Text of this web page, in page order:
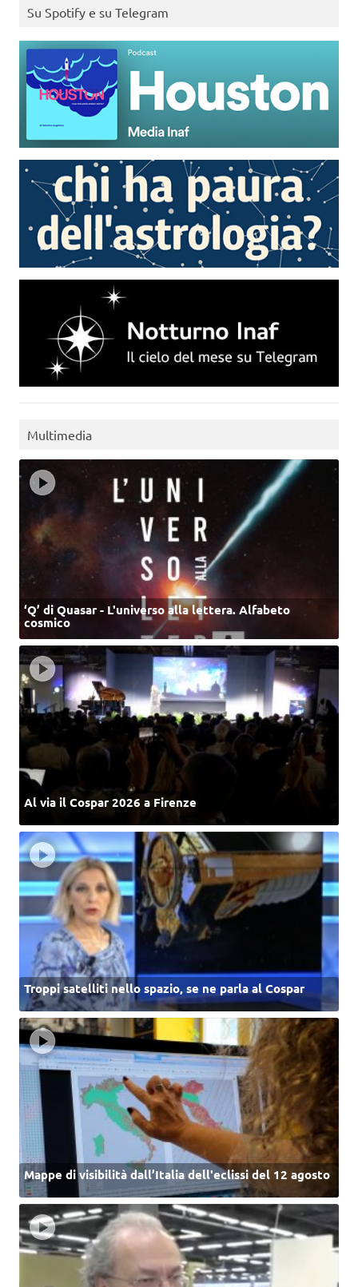
Su Spotify e su Telegram
Multimedia
‘Q’ di Quasar - L'universo alla lettera. Alfabeto
cosmico
Al via il Cospar 2026 a Firenze
Troppi satelliti nello spazio, se ne parla al Cospar
Mappe di visibilità dall’Italia dell'eclissi del 12 agosto